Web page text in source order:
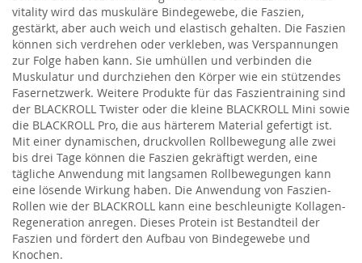
vitality wird das muskuläre Bindegewebe, die Faszien,
gestärkt, aber auch weich und elastisch gehalten. Die Faszien
können sich verdrehen oder verkleben, was Verspannungen
zur Folge haben kann. Sie umhüllen und verbinden die
Muskulatur und durchziehen den Körper wie ein stützendes
Fasernetzwerk. Weitere Produkte für das Faszientraining sind
der BLACKROLL Twister oder die kleine BLACKROLL Mini sowie
die BLACKROLL Pro, die aus härterem Material gefertigt ist.
Mit einer dynamischen, druckvollen Rollbewegung alle zwei
bis drei Tage können die Faszien gekräftigt werden, eine
tägliche Anwendung mit langsamen Rollbewegungen kann
eine lösende Wirkung haben. Die Anwendung von Faszien-
Rollen wie der BLACKROLL kann eine beschleunigte Kollagen-
Regeneration anregen. Dieses Protein ist Bestandteil der
Faszien und fördert den Aufbau von Bindegewebe und
Knochen.